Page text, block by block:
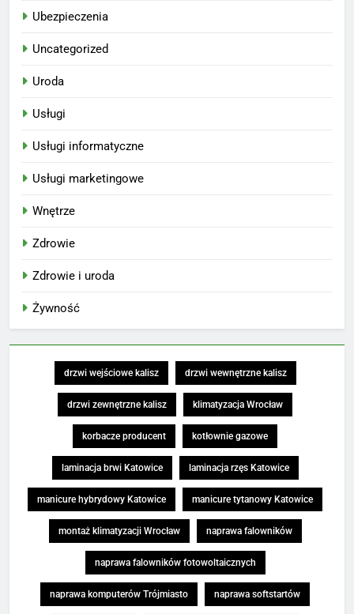
Ubezpieczenia
Uncategorized
Uroda
Usługi
Usługi informatyczne
Usługi marketingowe
Wnętrze
Zdrowie
Zdrowie i uroda
Żywność
drzwi wejściowe kalisz drzwi wewnętrzne kalisz
drzwi zewnętrzne kalisz klimatyzacja Wrocław
korbacze producent kotłownie gazowe
laminacja brwi Katowice laminacja rzęs Katowice
manicure hybrydowy Katowice manicure tytanowy Katowice
montaż klimatyzacji Wrocław naprawa falowników
naprawa falowników fotowoltaicznych
naprawa komputerów Trójmiasto naprawa softstartów